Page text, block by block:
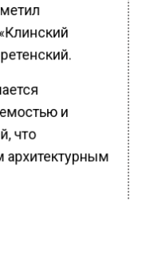
и
что
архитектурным